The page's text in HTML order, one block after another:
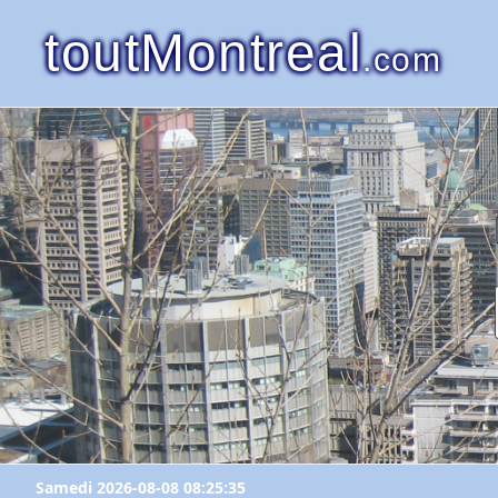
toutMontreal.com
Samedi 2026-08-08 08:25:35